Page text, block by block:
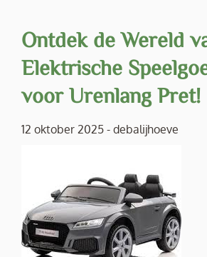
Ontdek de Wereld
Elektrische
voor Urenlang Pret!
12 oktober 2025 - debalijhoeve